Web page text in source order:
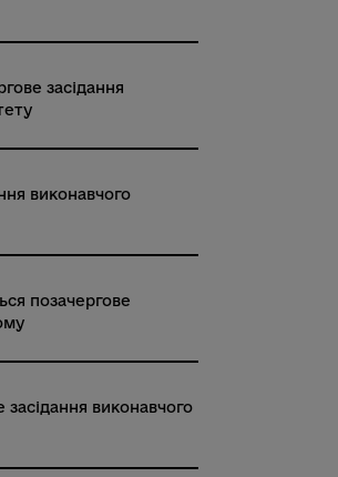
засідання
виконавчого
позачергове
засідання виконавчого